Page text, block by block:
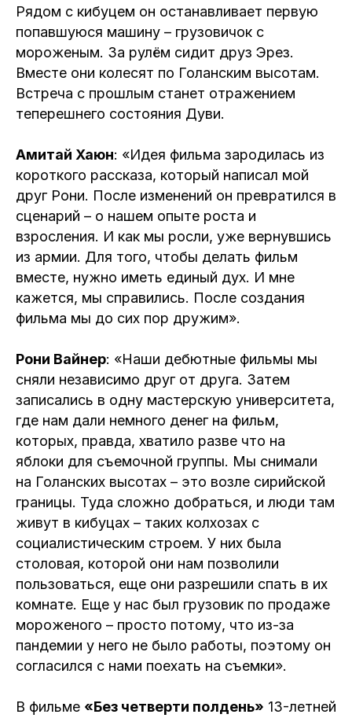
Рядом с кибуцем он останавливает первую
попавшуюся машину – грузовичок с
мороженым. За рулём сидит друз Эрез.
Вместе они колесят по Голанским высотам.
Встреча с прошлым станет отражением
теперешнего состояния Дуви.
Амитай Хаюн: «Идея фильма зародилась из
короткого рассказа, который написал мой
друг Рони. После изменений он превратился в
сценарий – о нашем опыте роста и
взросления. И как мы росли, уже вернувшись
из армии. Для того, чтобы делать фильм
вместе, нужно иметь единый дух. И мне
кажется, мы справились. После создания
фильма мы до сих пор дружим».
Рони Вайнер: «Наши дебютные фильмы мы
сняли независимо друг от друга. Затем
записались в одну мастерскую университета,
где нам дали немного денег на фильм,
которых, правда, хватило разве что на
яблоки для съемочной группы. Мы снимали
на Голанских высотах – это возле сирийской
границы. Туда сложно добраться, и люди там
живут в кибуцах – таких колхозах с
социалистическим строем. У них была
столовая, которой они нам позволили
пользоваться, еще они разрешили спать в их
комнате. Еще у нас был грузовик по продаже
мороженого – просто потому, что из-за
пандемии у него не было работы, поэтому он
согласился с нами поехать на съемки».
В фильме «Без четверти полдень» 13-летней